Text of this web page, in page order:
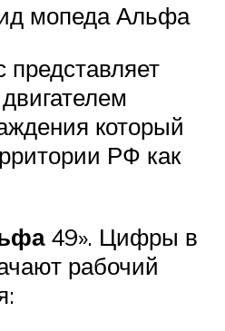
мопеда Альфа
который
РФ как
49». Цифры в
рабочий